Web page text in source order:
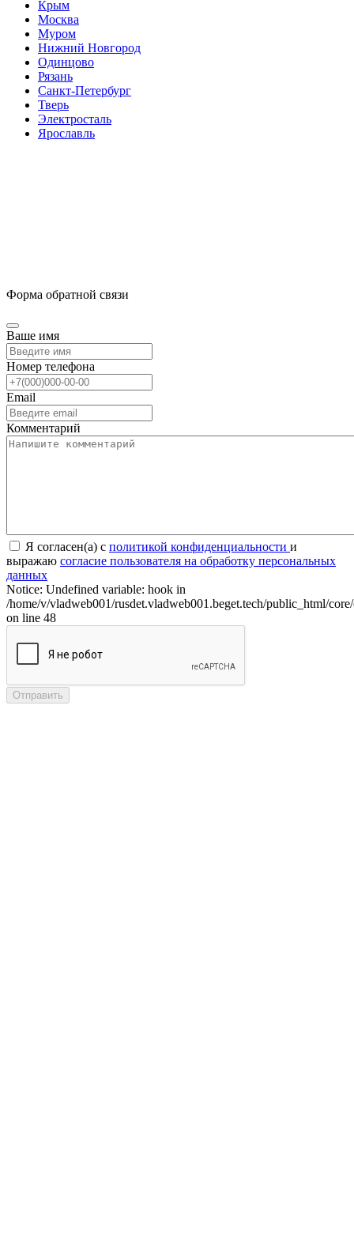
Крым
Москва
Муром
Нижний Новгород
Одинцово
Рязань
Санкт-Петербург
Тверь
Электросталь
Ярославль
Форма обратной связи
Ваше имя
Номер телефона
Email
Комментарий
Я согласен(а) с политикой конфиденциальности и
выражаю согласие пользователя на обработку персональных
данных
Notice: Undefined variable: hook in
/home/v/vladweb001/rusdet.vladweb001.beget.tech/public_html/
on line 48
Отправить